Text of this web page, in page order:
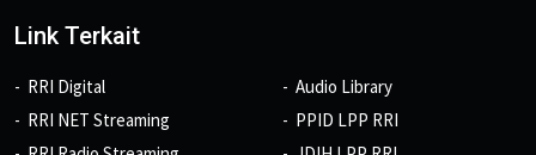
Link Terkait
RRI Digital
RRI NET Streaming
Audio Library
PPID LPP RRI